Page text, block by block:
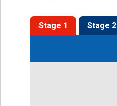
Stage 1 Stage 2